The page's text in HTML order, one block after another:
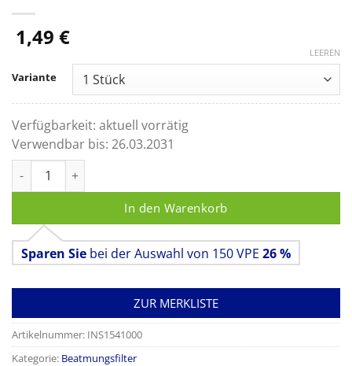
1,49 €
Variante
LEEREN
Verfügbarkeit: aktuell vorrätig
Verwendbar bis: 26.03.2031
Clear-Therm HMEF Klimatisierungsfilter mit Luer-Port Menge
In den Warenkorb
Sparen Sie bei der Auswahl von 150 VPE 26 %
ZUR MERKLISTE
Artikelnummer: INS1541000
Kategorie: Beatmungsfilter